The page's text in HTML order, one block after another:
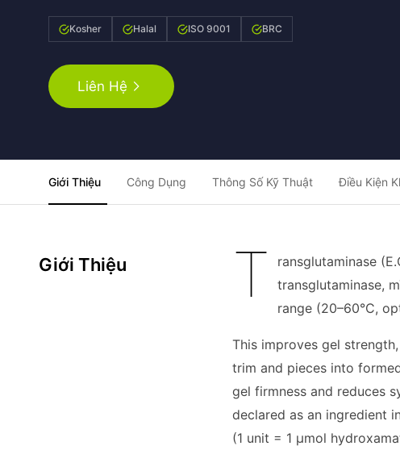
Kosher Halal ISO 9001 BRC
Liên Hệ
Giới Thiệu Công Dụng Thông Số Kỹ Thuật Điều Kiện
Giới Thiệu T
ransglutaminase
transglutaminase,
range (20–60°C,
This improves gel
trim and pieces into
gel firmness and reduces
declared as an ingredient
(1 unit = 1 µmol